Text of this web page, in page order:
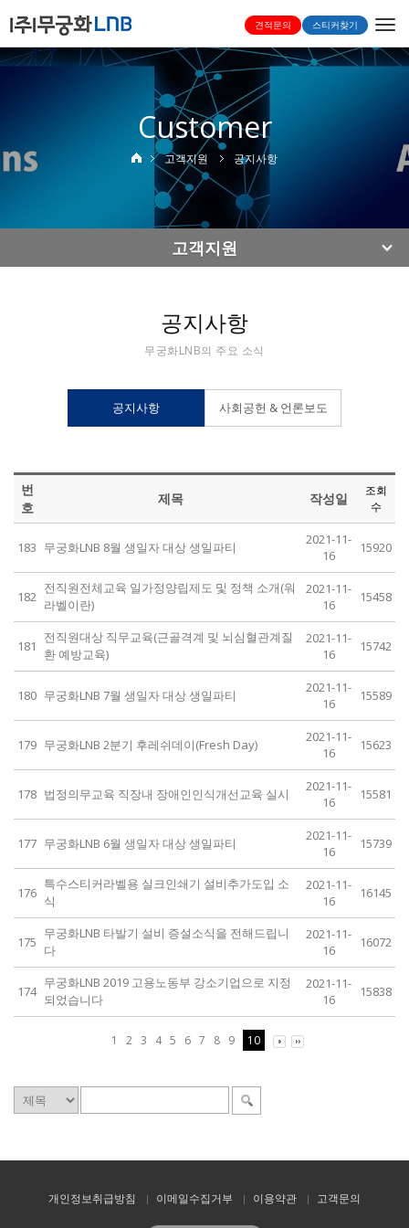
견적문의 스티커찾기
Customer
고객지원 공지사항
고객지원
공지사항
무궁화LNB의 주요 소식
공지사항 사회공헌 & 언론보도
번
호
제목 작성일
조회
수
183 무궁화LNB 8월 생일자 대상 생일파티
2021-11-
16
15920
182
전직원전체교육 일가정양립제도 및 정책 소개(워
라벨이란)
2021-11-
16
15458
181
전직원대상 직무교육(근골격계 및 뇌심혈관계질
환 예방교육)
2021-11-
16
15742
180 무궁화LNB 7월 생일자 대상 생일파티
2021-11-
16
15589
179 무궁화LNB 2분기 후레쉬데이(Fresh Day)
2021-11-
16
15623
178 법정의무교육 직장내 장애인인식개선교육 실시
2021-11-
16
15581
177 무궁화LNB 6월 생일자 대상 생일파티
2021-11-
16
15739
176
특수스티커라벨용 실크인쇄기 설비추가도입 소
식
2021-11-
16
16145
175
무궁화LNB 타발기 설비 증설소식을 전해드립니
다
2021-11-
16
16072
174
무궁화LNB 2019 고용노동부 강소기업으로 지정
되었습니다
2021-11-
16
15838
1 2 3 4 5 6 7 8 9 10
개인정보취급방침 이메일수집거부 이용약관 고객문의